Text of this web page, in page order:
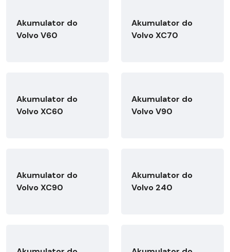
Akumulator do
Volvo V60
Akumulator do
Volvo XC70
Akumulator do
Volvo XC60
Akumulator do
Volvo V90
Akumulator do
Volvo XC90
Akumulator do
Volvo 240